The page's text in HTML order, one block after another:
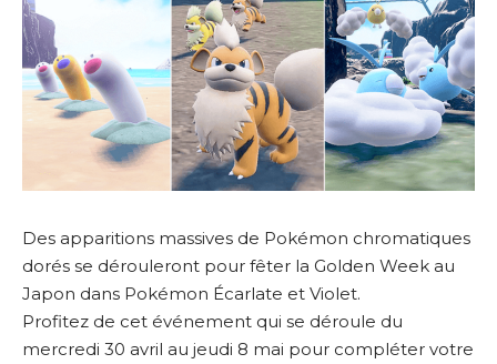
Des apparitions massives de Pokémon chromatiques
dorés se dérouleront pour fêter la Golden Week au
Japon dans Pokémon Écarlate et Violet.
Profitez de cet événement qui se déroule du
mercredi 30 avril au jeudi 8 mai pour compléter votre